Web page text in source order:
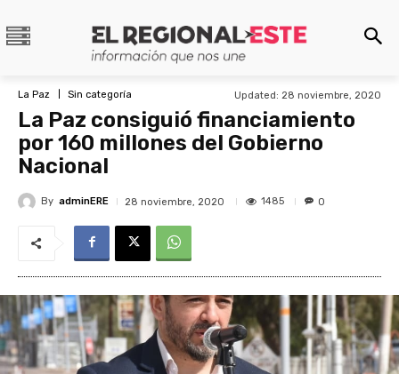
La Paz Sin categoría Updated: 28 noviembre, 2020
La Paz consiguió financiamiento
por 160 millones del Gobierno
Nacional
By adminERE 28 noviembre, 2020 1485 0